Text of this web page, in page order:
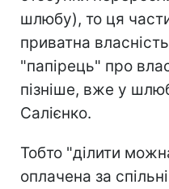
шлюбу), то ця
приватна
"папірець" про
пізніше, вже у
Салієнко.
Тобто "ділити
оплачена за